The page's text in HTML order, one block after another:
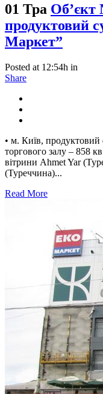
01 Тра Об’єкт
продуктовий
Маркет”
Posted at 12:54h in
Share
• м. Київ,
торгового залу – 858
вітрини Ahmet Yar
(Туреччина)...
Read More